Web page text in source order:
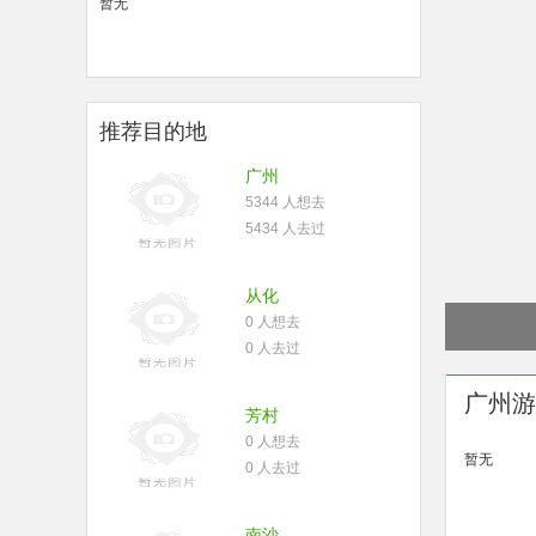
暂无
推荐目的地
广州
5344 人想去
5434 人去过
从化
0 人想去
0 人去过
芳村
0 人想去
0 人去过
广州
暂无